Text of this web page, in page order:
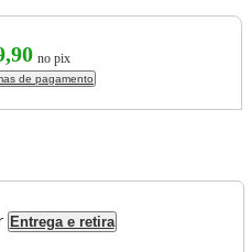
no pix
de pagamento
Entrega e retira